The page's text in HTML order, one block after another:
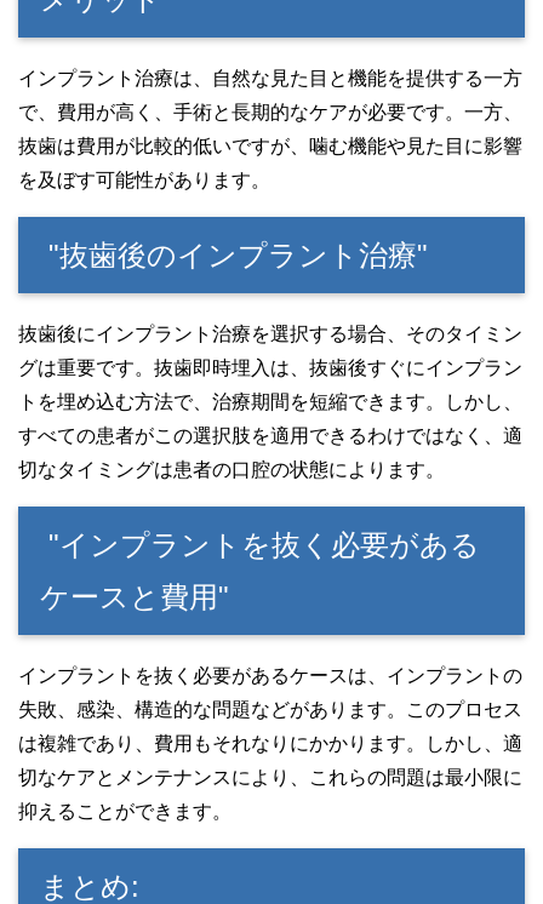
インプラント治療は、自然な見た目と機能を提供する一方
で、費用が高く、手術と長期的なケアが必要です。一方、
抜歯は費用が比較的低いですが、噛む機能や見た目に影響
を及ぼす可能性があります。
"抜歯後のインプラント治療"
抜歯後にインプラント治療を選択する場合、そのタイミン
グは重要です。抜歯即時埋入は、抜歯後すぐにインプラン
トを埋め込む方法で、治療期間を短縮できます。しかし、
すべての患者がこの選択肢を適用できるわけではなく、適
切なタイミングは患者の口腔の状態によります。
"インプラントを抜く必要がある
ケースと費用"
インプラントを抜く必要があるケースは、インプラントの
失敗、感染、構造的な問題などがあります。このプロセス
は複雑であり、費用もそれなりにかかります。しかし、適
切なケアとメンテナンスにより、これらの問題は最小限に
抑えることができます。
まとめ: